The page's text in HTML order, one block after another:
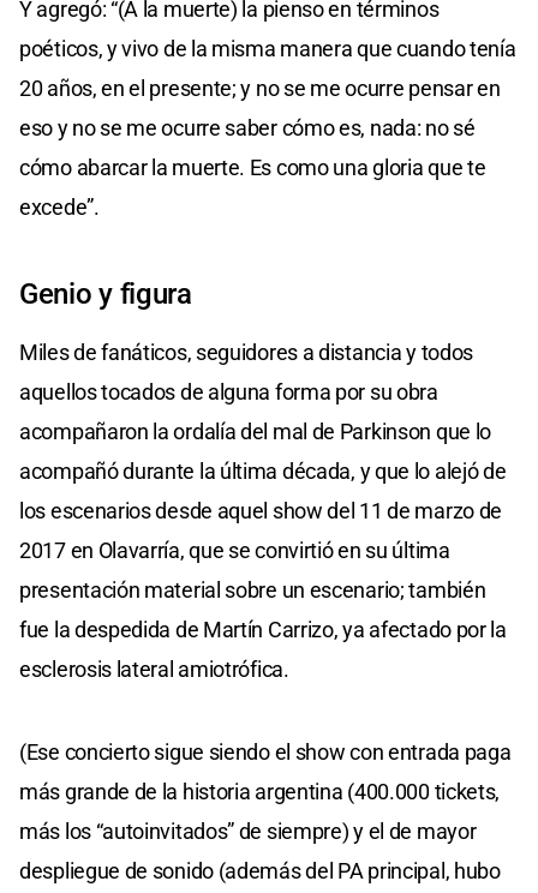
Y agregó: “(A la muerte) la pienso en términos
poéticos, y vivo de la misma manera que cuando tenía
20 años, en el presente; y no se me ocurre pensar en
eso y no se me ocurre saber cómo es, nada: no sé
cómo abarcar la muerte. Es como una gloria que te
excede”.
Genio y figura
Miles de fanáticos, seguidores a distancia y todos
aquellos tocados de alguna forma por su obra
acompañaron la ordalía del mal de Parkinson que lo
acompañó durante la última década, y que lo alejó de
los escenarios desde aquel show del 11 de marzo de
2017 en Olavarría, que se convirtió en su última
presentación material sobre un escenario; también
fue la despedida de Martín Carrizo, ya afectado por la
esclerosis lateral amiotrófica.
(Ese concierto sigue siendo el show con entrada paga
más grande de la historia argentina (400.000 tickets,
más los “autoinvitados” de siempre) y el de mayor
despliegue de sonido (además del PA principal, hubo